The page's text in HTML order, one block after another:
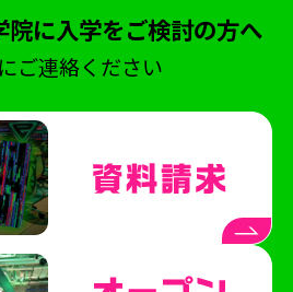
に入学をご検討の方へ
ご連絡ください